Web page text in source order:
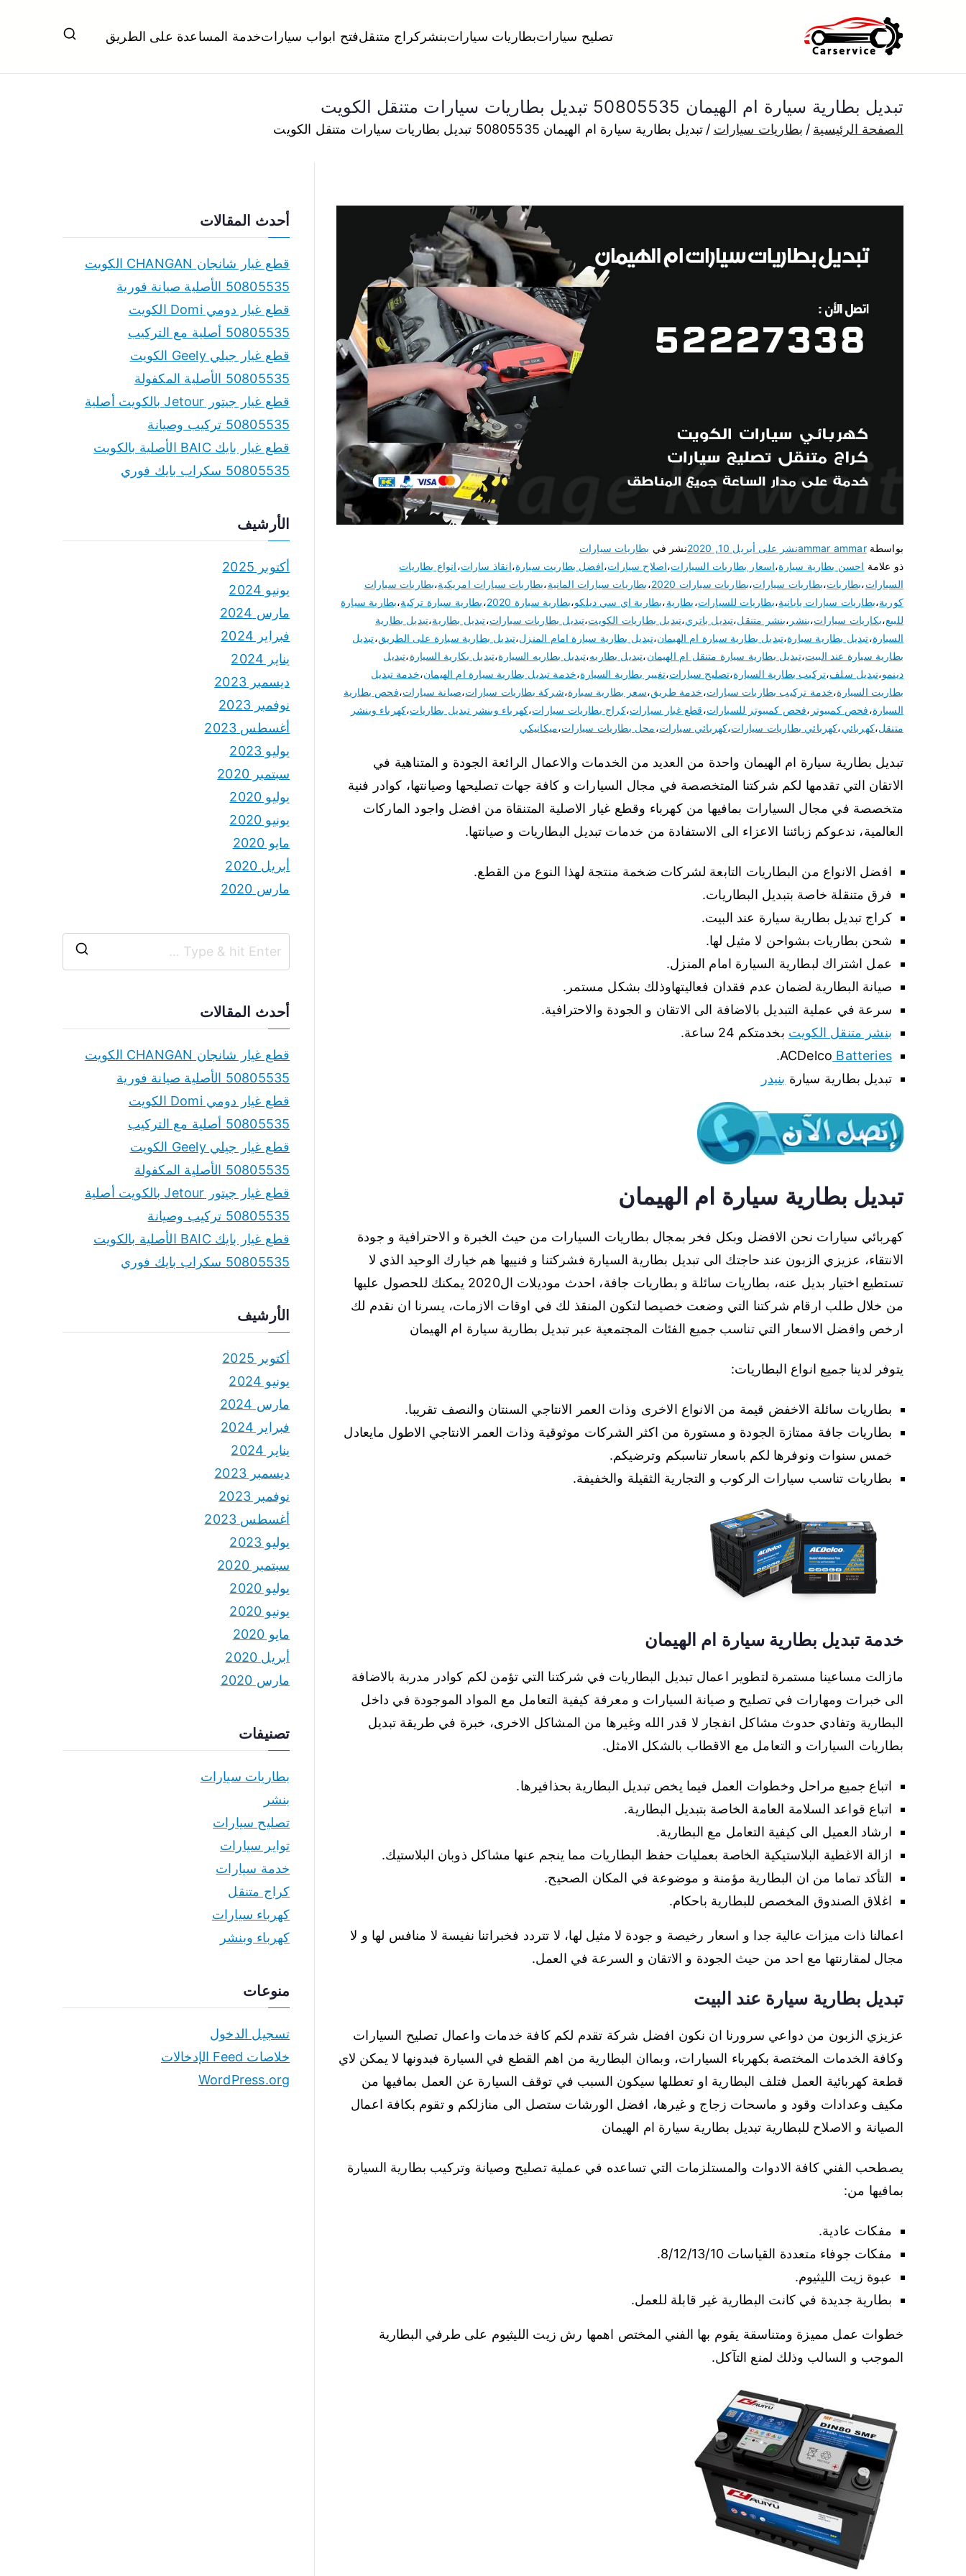
بنشر متنقل الكويت
بنشر متنقل الكويت كهرباء وبنشر تبديل تواير تواير اطارات عجلات تصليح وصيانة سيارات امام المنزل تبديل بطاريات بارخص الاسعار
تصليح سياراتبطاريات سياراتبنشر كراج متنقلفتح ابواب سياراتخدمة المساعدة على الطريق
تبديل بطارية سيارة ام الهيمان 50805535 تبديل بطاريات سيارات متنقل الكويت
الصفحة الرئيسية بطاريات سيارات تبديل بطارية سيارة ام الهيمان 50805535 تبديل بطاريات سيارات متنقل الكويت
بواسطةammar ammarنشر على أبريل 10, 2020 نشر في بطاريات سيارات
ذو علامة احسن بطارية سيارة،اسعار بطاريات السيارات،اصلاح سيارات،افضل بطاريت سيارة،انقاذ سارات،انواع بطاريات
السيارات،بطاريات،بطاريات سيارات،بطاريات سيارات 2020 ،بطاريات سيارات المانية،بطاريات سيارات امريكية،بطاريات سيارات
كورية،بطاريات سيارات يابانية،بطاريات للسيارات،بطارية،بطارية اي سي ديلكو،بطارية سيارة 2020 ،بطارية سيارة تركية،بطارية سيارة
للبيع،بكاريات سيارات،بنشر ،بنشر متنقل،تبديل باتري،تبديل بطاريات الكويت،تبديل بطاريات سيارات،تبديل بطارية،تبديل بطارية
السيارة،تبديل بطارية سيارة،تبديل بطارية سيارة ام الهيمان،تبديل بطارية سيارة امام المنزل،تبديل بطارية سيارة على الطريق،تبديل
بطارية سيارة عند البيت،تبديل بطارية سيارة متنقل ام الهيمان،تبديل بطاريه،تبديل بطاريه السيارة،تبديل بكارية السيارة،تبديل
دينمو،تبديل سلف،تركيب بطارية السيارة،تصليح سيارات،تغيير بطارية السيارة،خدمة تبديل بطارية سيارة ام الهيمان،خدمة تبديل
بطاريت السيارة،خدمة تركيب بطاريات سيارات،خدمة طريق،سعر بطارية سيارة،شركة بطاريات سيارات،صيانة سيارات،فحص بطارية
السيارة،فحص كمبيوتر ،فحص كمبيوتر للسيارات،قطع غيار سيارات،كراج بطاريات سيارات،كهرباء وبنشر تبديل بطاريات،كهرباء وبنشر
متنقل،كهربائي،كهربائي بطاريات سيارات،كهربائي سيارات،محل بطاريات سيارات،ميكانيكي
تبديل بطارية سيارة ام الهيمان واحدة من العديد من الخدمات والاعمال الرائعة الجودة و المتناهية في
الاتقان التي تقدمها لكم شركتنا المتخصصة في مجال السيارات و كافة جهات تصليحها وصيانتها، كوادر فنية
متخصصة في مجال السيارات بمافيها من كهرباء وقطع غيار الاصلية المتنقاة من افضل واجود الماركات
العالمية، ندعوكم زبائننا الاعزاء الى الاستفادة من خدمات تبديل البطاريات و صيانتها.
افضل الانواع من البطاريات التابعة لشركات ضخمة منتجة لهذا النوع من القطع.
فرق متنقلة خاصة بتبديل البطاريات.
كراج تبديل بطارية سيارة عند البيت.
شحن بطاريات بشواحن لا مثيل لها.
عمل اشتراك لبطارية السيارة امام المنزل.
صيانة البطارية لضمان عدم فقدان فعاليتهاوذلك بشكل مستمر.
سرعة في عملية التبديل بالاضافة الى الاتقان و الجودة والاحترافية.
بنشر متنقل الكويت بخدمتكم 24 ساعة.
ACDelco Batteries
.
تبديل بطارية سيارة بنيدر
تبديل بطارية سيارة ام الهيمان
كهربائي سيارات نحن الافضل وبكل فخر بمجال بطاريات السيارات من حيث الخبرة و الاحترافية و جودة
الانتقاء، عزيزي الزبون عند حاجتك الى تبديل بطارية السيارة فشركتنا و فنييها هم خيارك الوحيد الذي لا
تستطيع اختيار بديل عنه، بطاريات سائلة و بطاريات جافة، احدث موديلات ال2020 يمكنك للحصول عليها
من خلال طلب ارقام شركتنا التي وضعت خصيصا لتكون المنقذ لك في اوقات الازمات، يسرنا ان نقدم لك
ارخص وافضل الاسعار التي تناسب جميع الفئات المجتمعية عبر تبديل بطارية سيارة ام الهيمان
يتوفر لدينا جميع انواع البطاريات:
بطاريات سائلة الاخفض قيمة من الانواع الاخرى وذات العمر الانتاجي السنتان والنصف تقريبا.
بطاريات جافة ممتازة الجودة و مستورة من اكثر الشركات موثوقية وذات العمر الانتاجي الاطول مايعادل
خمس سنوات ونوفرها لكم باسعار تناسبكم وترضيكم.
بطاريات تناسب سيارات الركوب و التجارية الثقيلة والخفيفة.
خدمة تبديل بطارية سيارة ام الهيمان
مازالت مساعينا مستمرة لتطوير اعمال تبديل البطاريات في شركتنا التي تؤمن لكم كوادر مدربة بالاضافة
الى خبرات ومهارات في تصليح و صيانة السيارات و معرفة كيفية التعامل مع المواد الموجودة في داخل
البطارية وتفادي حدوث مشاكل انفجار لا قدر الله وغيرها من المشاكل الاخرى، خبرة في طريقة تبديل
بطاريات السيارات و التعامل مع الاقطاب بالشكل الامثل.
اتباع جميع مراحل وخطوات العمل فيما يخص تبديل البطارية بحذافيرها.
اتباع قواعد السلامة العامة الخاصة بتبديل البطارية.
ارشاد العميل الى كيفية التعامل مع البطارية.
ازالة الاغطية البلاستيكية الخاصة بعمليات حفظ البطاريات مما ينجم عنها مشاكل ذوبان البلاستيك.
التأكد تماما من ان البطارية مؤمنة و موضوعة في المكان الصحيح.
اغلاق الصندوق المخصص للبطارية باحكام.
اعمالنا ذات ميزات عالية جدا و اسعار رخيصة و جودة لا مثيل لها، لا تتردد فخبراتنا نفيسة لا منافس لها و لا
مجال لمقارنتها مع احد من حيث الجودة و الاتقان و السرعة في العمل.
تبديل بطارية سيارة عند البيت
عزيزي الزبون من دواعي سرورنا ان نكون افضل شركة تقدم لكم كافة خدمات واعمال تصليح السيارات
وكافة الخدمات المختصة بكهرباء السيارات، وبماان البطارية من اهم القطع في السيارة فبدونها لا يمكن لاي
قطعة كهربائية العمل فتلف البطارية او تعطلها سيكون السبب في توقف السيارة عن العمل بمافيها من
مكيف وعدادات وقود و ماسحات زجاج و غيرها، افضل الورشات ستصل الى منازلكم و تقوم بكافة اعمال
الصيانة و الاصلاح للبطارية تبديل بطارية سيارة ام الهيمان
يصطحب الفني كافة الادوات والمستلزمات التي تساعده في عملية تصليح وصيانة وتركيب بطارية السيارة
بمافيها من:
مفكات عادية.
مفكات جوفاء متعددة القياسات 8/12/13/10.
عبوة زيت الليثيوم.
بطارية جديدة في كانت البطارية غير قابلة للعمل.
خطوات عمل مميزة ومتناسقة يقوم بها الفني المختص اهمها رش زيت الليثيوم على طرفي البطارية
الموجب و السالب وذلك لمنع التآكل.
أحدث المقالات
قطع غيار شانجان CHANGAN الكويت
50805535 الأصلية صيانة فورية
قطع غيار دومي Domi الكويت
50805535 أصلية مع التركيب
قطع غيار جيلي Geely الكويت
50805535 الأصلية المكفولة
قطع غيار جيتور Jetour بالكويت أصلية
50805535 تركيب وصيانة
قطع غيار بايك BAIC الأصلية بالكويت
50805535 سكراب بايك فوري
الأرشيف
أكتوبر 2025
يونيو 2024
مارس 2024
فبراير 2024
يناير 2024
ديسمبر 2023
نوفمبر 2023
أغسطس 2023
يوليو 2023
سبتمبر 2020
يوليو 2020
يونيو 2020
مايو 2020
أبريل 2020
مارس 2020
r
أحدث المقالات
قطع غيار شانجان CHANGAN الكويت
50805535 الأصلية صيانة فورية
قطع غيار دومي Domi الكويت
50805535 أصلية مع التركيب
قطع غيار جيلي Geely الكويت
50805535 الأصلية المكفولة
قطع غيار جيتور Jetour بالكويت أصلية
50805535 تركيب وصيانة
قطع غيار بايك BAIC الأصلية بالكويت
50805535 سكراب بايك فوري
الأرشيف
أكتوبر 2025
يونيو 2024
مارس 2024
فبراير 2024
يناير 2024
ديسمبر 2023
نوفمبر 2023
أغسطس 2023
يوليو 2023
سبتمبر 2020
يوليو 2020
يونيو 2020
مايو 2020
أبريل 2020
مارس 2020
تصنيفات
بطاريات سيارات
بنشر
تصليح سيارات
تواير سيارات
خدمة سيارات
كراج متنقل
كهرباء سيارات
كهرباء وبنشر
منوعات
تسجيل الدخول
خلاصات Feed الإدخالات
WordPress.org